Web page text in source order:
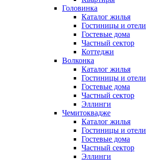
Головинка
Каталог жилья
Гостиницы и отели
Гостевые дома
Частный сектор
Коттеджи
Волконка
Каталог жилья
Гостиницы и отели
Гостевые дома
Частный сектор
Эллинги
Чемитоквадже
Каталог жилья
Гостиницы и отели
Гостевые дома
Частный сектор
Эллинги